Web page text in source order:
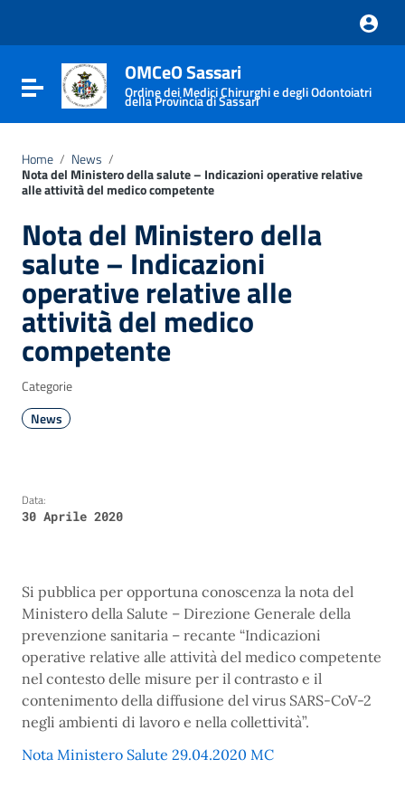
Vai al footer
Attiva / disattiva la navigazione
OMCeO Sassari
Ordine dei Medici Chirurghi e degli Odontoiatri
della Provincia di Sassari
Home / News /
Nota del Ministero della salute – Indicazioni operative relative
alle attività del medico competente
Nota del Ministero della
salute – Indicazioni
operative relative alle
attività del medico
competente
Categorie
News
Data:
30 Aprile 2020
Si pubblica per opportuna conoscenza la nota del
Ministero della Salute – Direzione Generale della
prevenzione sanitaria – recante “Indicazioni
operative relative alle attività del medico competente
nel contesto delle misure per il contrasto e il
contenimento della diffusione del virus SARS-CoV-2
negli ambienti di lavoro e nella collettività”.
Nota Ministero Salute 29.04.2020 MC